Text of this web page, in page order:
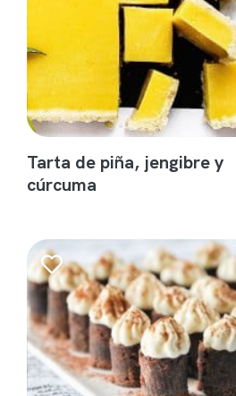
Tarta de piña, jengibre y
cúrcuma